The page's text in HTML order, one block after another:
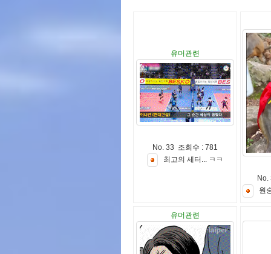
유머관련
No. 33 조회수 : 781
최 고의 세 터 ... ㅋ ㅋ
원
유머관련